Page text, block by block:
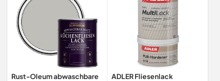
Rust-Oleum abwaschbare
ADLER Fliesenlack